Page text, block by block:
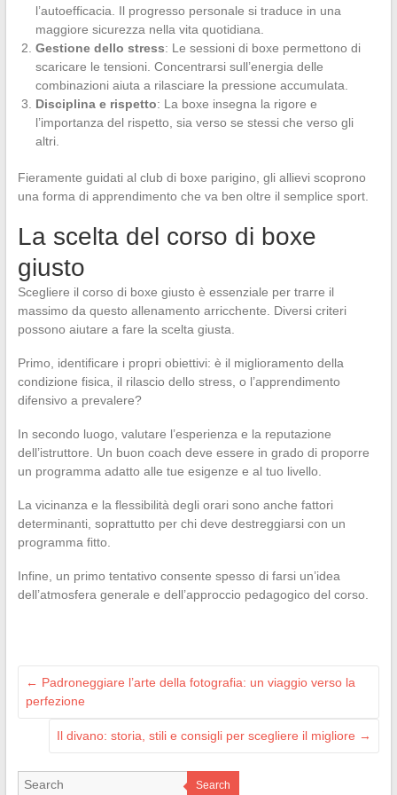
l’autoefficacia. Il progresso personale si traduce in una
maggiore sicurezza nella vita quotidiana.
Gestione dello stress: Le sessioni di boxe permettono di
scaricare le tensioni. Concentrarsi sull’energia delle
combinazioni aiuta a rilasciare la pressione accumulata.
Disciplina e rispetto: La boxe insegna la rigore e
l’importanza del rispetto, sia verso se stessi che verso gli
altri.
Fieramente guidati al club di boxe parigino, gli allievi scoprono
una forma di apprendimento che va ben oltre il semplice sport.
La scelta del corso di boxe
giusto
Scegliere il corso di boxe giusto è essenziale per trarre il
massimo da questo allenamento arricchente. Diversi criteri
possono aiutare a fare la scelta giusta.
Primo, identificare i propri obiettivi: è il miglioramento della
condizione fisica, il rilascio dello stress, o l’apprendimento
difensivo a prevalere?
In secondo luogo, valutare l’esperienza e la reputazione
dell’istruttore. Un buon coach deve essere in grado di proporre
un programma adatto alle tue esigenze e al tuo livello.
La vicinanza e la flessibilità degli orari sono anche fattori
determinanti, soprattutto per chi deve destreggiarsi con un
programma fitto.
Infine, un primo tentativo consente spesso di farsi un’idea
dell’atmosfera generale e dell’approccio pedagogico del corso.
← Padroneggiare l’arte della fotografia: un viaggio verso la
perfezione
Il divano: storia, stili e consigli per scegliere il migliore →
Search